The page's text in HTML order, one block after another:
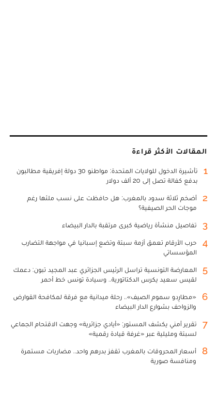
المقالات الأكثر قراءة
1
تأشيرة الدخول للولايات المتحدة: مواطنو 30 دولة إفريقية مطالبون
بدفع كفالة تصل إلى 20 ألف دولار
2
أضخم ثلاثة سدود بالمغرب: هل حافظت على نسب ملئها رغم
موجات الحر الصيفية؟
3 تفاصيل منشأة رياضية كبرى مرتقبة بالدار البيضاء
4
حرب الأرقام تعمق أزمة سبتة وتضع إسبانيا في مواجهة التضارب
المؤسساتي
5
المعارضة التونسية تراسل الرئيس الجزائري عبد المجيد تبون: دعمك
لقيس سعيد يكرس الدكتاتورية.. وسيادة تونس خط أحمر
6
«مطارِدو سموم الصيف».. رحلة ميدانية مع فرقة لمكافحة القوارض
والزواحف بشوارع الدار البيضاء
7
تقرير أمني يكشف المستور: «أيادي جزائرية» وجهت الاقتحام الجماعي
لسبتة ومليلية عبر «غرفة قيادة رقمية»
8
أسعار المحروقات بالمغرب تقفز بدرهم واحد.. مضاربات مستمرة
ومنافسة صورية